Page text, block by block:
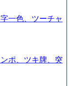
一色、ツーチャ
ポ、ツキ牌、突